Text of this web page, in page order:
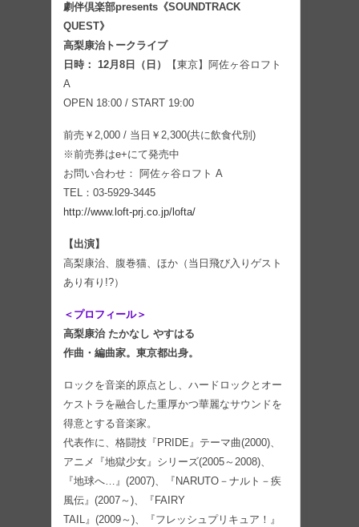
劇伴倶楽部presents《SOUNDTRACK
QUEST》
高梨康治トークライブ
日時： 12月8日（日）
【東京】阿佐ヶ谷ロフト
A
OPEN 18:00 / START 19:00
前売￥2,000 / 当日￥2,300(共に飲食代別)
※前売券はe+にて発売中
お問い合わせ： 阿佐ヶ谷ロフト A
TEL：03-5929-3445
http://www.loft-prj.co.jp/lofta/
【出演】
高梨康治、腹巻猫、ほか（当日飛び入りゲスト
あり有り!?）
＜プロフィール＞
高梨康治 たかなし やすはる
作曲・編曲家。東京都出身。
ロックを音楽的原点とし、ハードロックとオー
ケストラを融合した重厚かつ華麗なサウンドを
得意とする音楽家。
代表作に、格闘技『PRIDE』テーマ曲(2000)、
アニメ『地獄少女』シリーズ(2005～2008)、
『地球へ…』(2007)、『NARUTO－ナルト－疾
風伝』(2007～)、『FAIRY
TAIL』(2009～)、『フレッシュプリキュア！』